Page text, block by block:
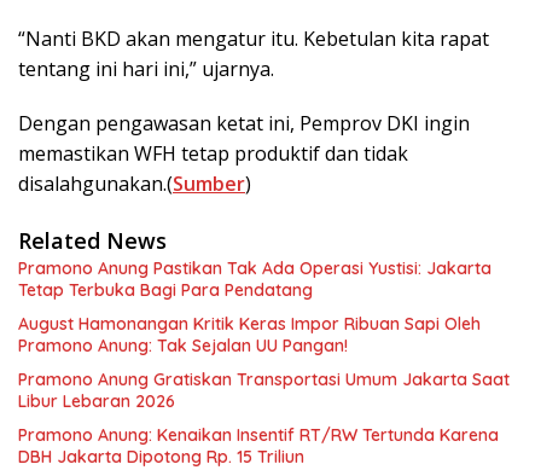
“Nanti BKD akan mengatur itu. Kebetulan kita rapat
tentang ini hari ini,” ujarnya.
Dengan pengawasan ketat ini, Pemprov DKI ingin
memastikan WFH tetap produktif dan tidak
disalahgunakan.(Sumber)
Related News
Pramono Anung Pastikan Tak Ada Operasi Yustisi: Jakarta
Tetap Terbuka Bagi Para Pendatang
August Hamonangan Kritik Keras Impor Ribuan Sapi Oleh
Pramono Anung: Tak Sejalan UU Pangan!
Pramono Anung Gratiskan Transportasi Umum Jakarta Saat
Libur Lebaran 2026
Pramono Anung: Kenaikan Insentif RT/RW Tertunda Karena
DBH Jakarta Dipotong Rp. 15 Triliun